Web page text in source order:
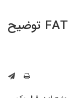
آقای جلیلی! درباره نامه تأیید FATF توضیح